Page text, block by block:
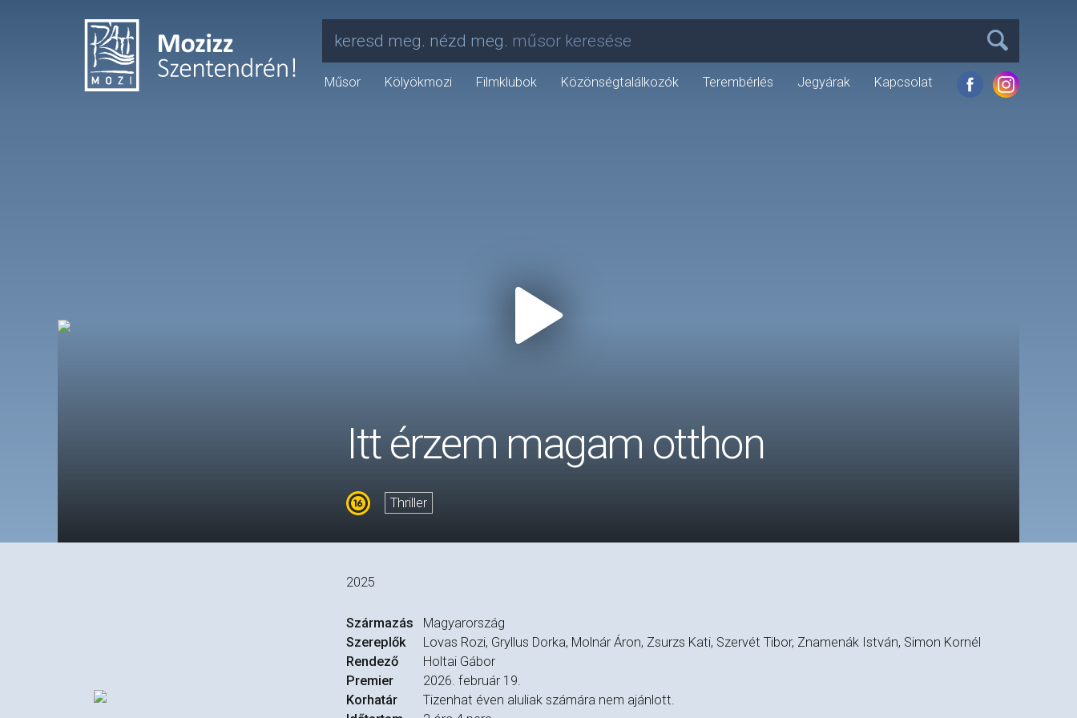
keresd meg. nézd meg. műsor keresése
Műsor Kölyökmozi Filmklubok Közönségtalálkozók Terembérlés Jegyárak Kapcsolat
Itt érzem magam otthon
Thriller
2025
Származás
Magyarország
Szereplők
Lovas Rozi, Gryllus Dorka, Molnár Áron, Zsurzs Kati, Szervét Tibor, Znamenák István, Simon Kornél
Rendező
Holtai Gábor
Premier
2026. február 19.
Korhatár
Tizenhat éven aluliak számára nem ajánlott.